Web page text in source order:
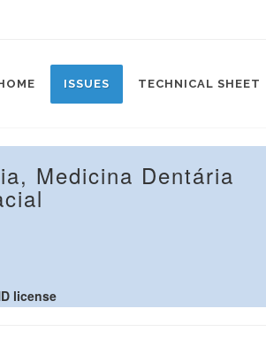
ISSUES TECHNICAL SHEET
Medicina Dentária
license